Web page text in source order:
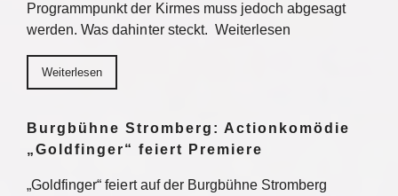
Programmpunkt der Kirmes muss jedoch abgesagt
werden. Was dahinter steckt. Weiterlesen
Weiterlesen
Burgbühne Stromberg: Actionkomödie
„Goldfinger“ feiert Premiere
„Goldfinger“ feiert auf der Burgbühne Stromberg